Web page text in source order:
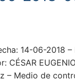
14-06-2018
CÉSAR
– Medio de